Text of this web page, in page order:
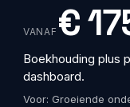
VANAF €
Boekhouding plus
dashboard.
Voor: Groeiende